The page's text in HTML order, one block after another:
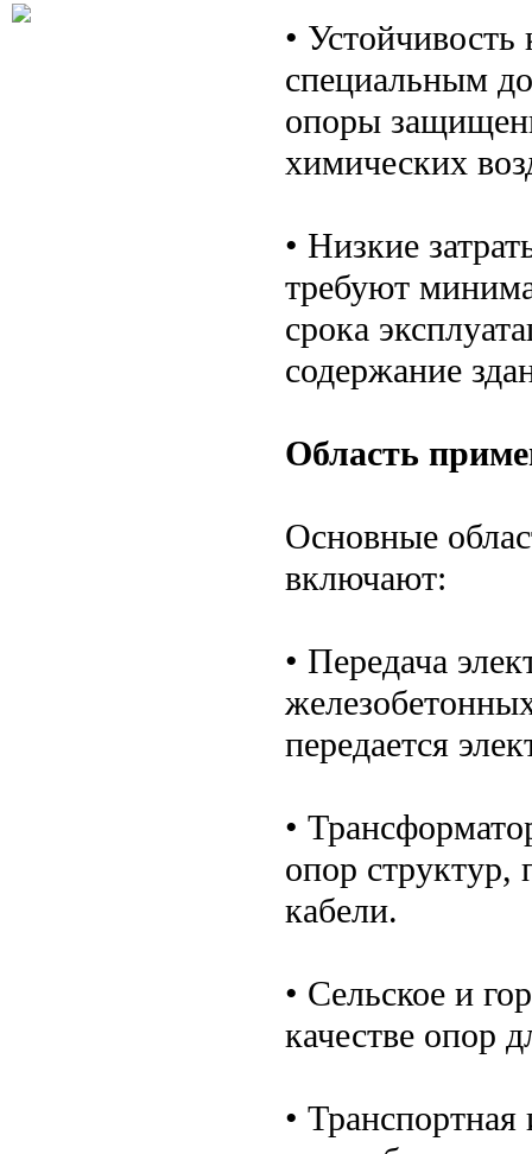
• Устойчивость
специальным
опоры
химических
• Низкие
требуют
срока
содержание
Область
Основные
включают:
• Передача
передается
•
опор
кабели.
• Сельское и
качестве опор
•